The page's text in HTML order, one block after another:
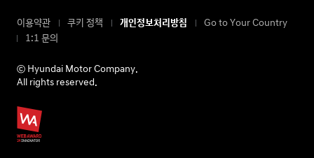
이용약관 쿠키 정책 개인정보처리방침
Go to Your Country
1:1 문의
ⓒ Hyundai Motor Company.
All rights reserved.